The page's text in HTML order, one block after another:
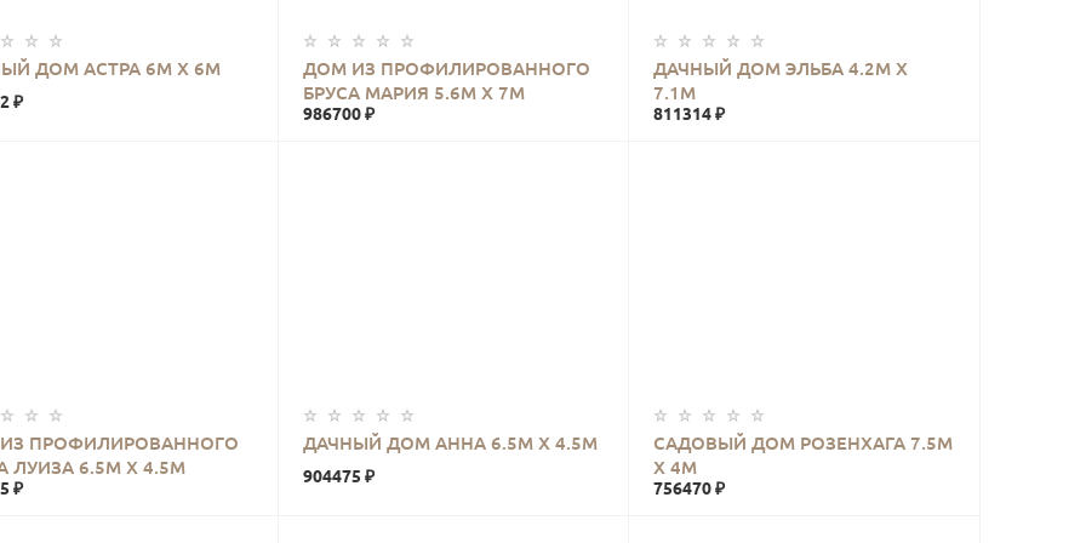
ДОМ АСТРА 6М Х 6М
₽
КУПИТЬ
ДОМ ИЗ ПРОФИЛИРОВАННОГО
БРУСА МАРИЯ 5.6М Х 7М
986700 ₽
КУПИТЬ
ДАЧНЫЙ ДОМ ЭЛЬБА 4.2М Х
7.1М
811314 ₽
КУПИТЬ
ПРОФИЛИРОВАННОГО
ЛУИЗА 6.5М Х 4.5М
₽
КУПИТЬ ДАЧНЫЙ ДОМ АННА 6.5М Х 4.5М
904475 ₽
КУПИТЬ
САДОВЫЙ ДОМ РОЗЕНХАГА 7.5М
Х 4М
756470 ₽
КУПИТЬ